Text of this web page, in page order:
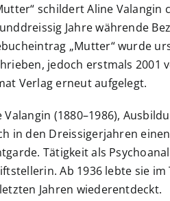
schildert Aline
Jahre währende
„Mutter“ wurde
jedoch erstmals 2001
Verlag erneut aufgelegt.
Valangin (1880–1986),
in den Dreissigerjahren
Tätigkeit als
Ab 1936 lebte sie
Jahren wiederentdeckt.